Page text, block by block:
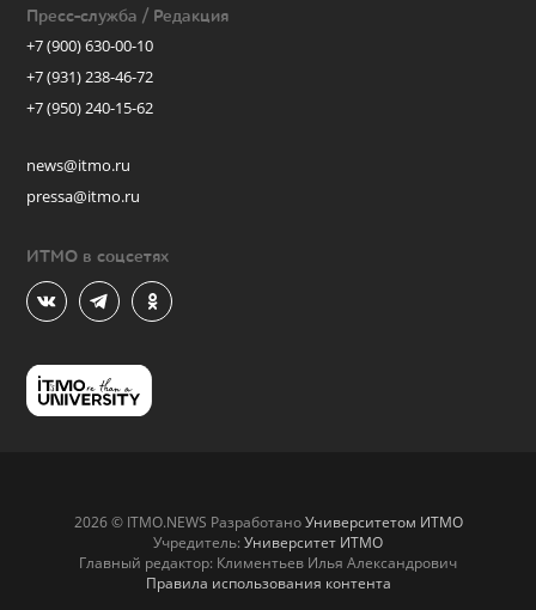
Пресс-служба / Редакция
+7 (900) 630-00-10
+7 (931) 238-46-72
+7 (950) 240-15-62
news@itmo.ru
pressa@itmo.ru
ИТМО в соцсетях
2026 © ITMO.NEWS РазработаноУниверситетом ИТМО
Учредитель: Университет ИТМО
Главный редактор: Климентьев Илья Александрович
Правила использования контента